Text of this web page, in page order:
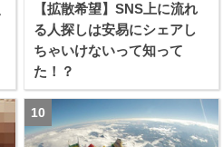
【拡散希望】SNS上に流れ
る人探しは安易にシェアし
ちゃいけないって知って
た！？